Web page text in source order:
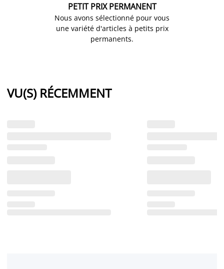
PETIT PRIX PERMANENT
Nous avons sélectionné pour vous
une variété d'articles à petits prix
permanents.
VU(S) RÉCEMMENT